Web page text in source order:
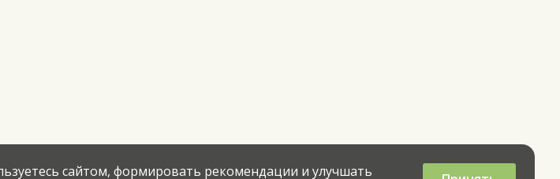
сайтом, формировать рекомендации и улучшать